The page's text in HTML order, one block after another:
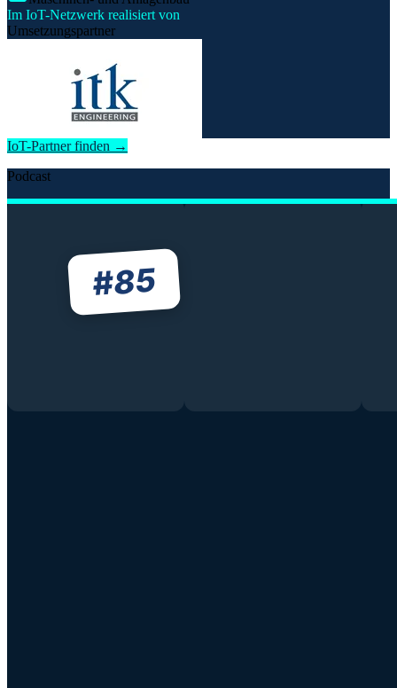
Im IoT-Netzwerk realisiert von
Umsetzungspartner
IoT-Partner finden →
Podcast
#85